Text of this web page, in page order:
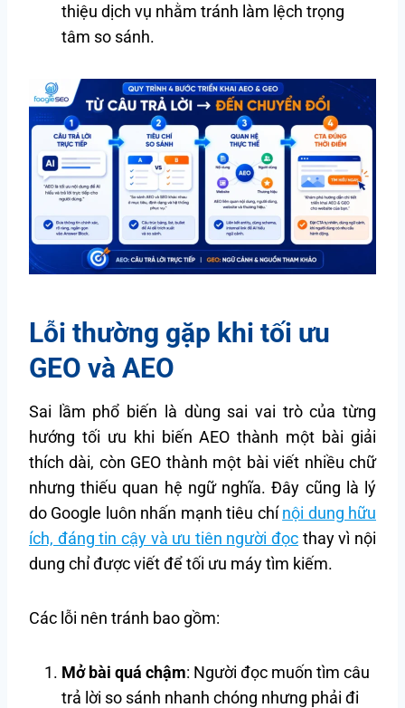
thiệu dịch vụ nhằm tránh làm lệch trọng
tâm so sánh.
Lỗi thường gặp khi tối ưu
GEO và AEO
Sai lầm phổ biến là dùng sai vai trò của từng
hướng tối ưu khi biến AEO thành một bài giải
thích dài, còn GEO thành một bài viết nhiều chữ
nhưng thiếu quan hệ ngữ nghĩa. Đây cũng là lý
do Google luôn nhấn mạnh tiêu chínội dung hữu
ích, đáng tin cậy và ưu tiên người đọc thay vì nội
dung chỉ được viết để tối ưu máy tìm kiếm.
Các lỗi nên tránh bao gồm:
Mở bài quá chậm: Người đọc muốn tìm câu
trả lời so sánh nhanh chóng nhưng phải đi